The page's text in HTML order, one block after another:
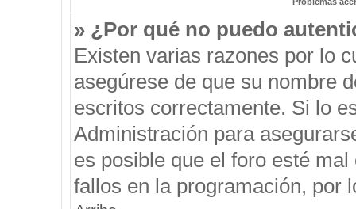
» ¿Por qué no puedo
Existen varias razones por lo
asegúrese de que su nombre
escritos correctamente. Si lo
Administración para
es posible que el foro esté
fallos en la programación, por